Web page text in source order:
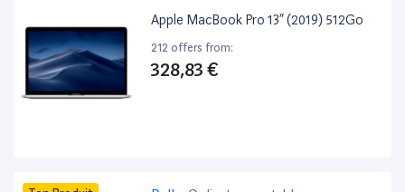
Apple MacBook Pro 13” (2019) 512Go
212 offers from:
328,83 €